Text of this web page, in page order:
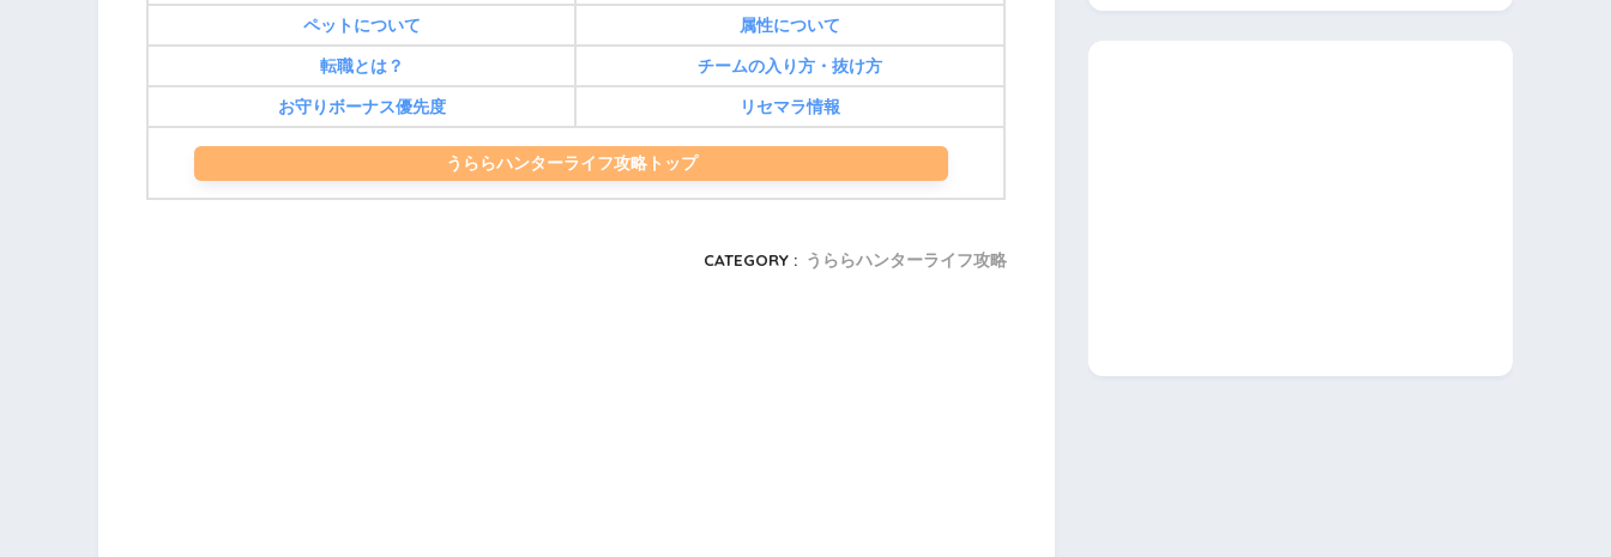
ペットについて 属性について
転職とは？ チームの入り方・抜け方
お守りボーナス優先度 リセマラ情報
うららハンターライフ攻略トップ
CATEGORY : うららハンターライフ攻略